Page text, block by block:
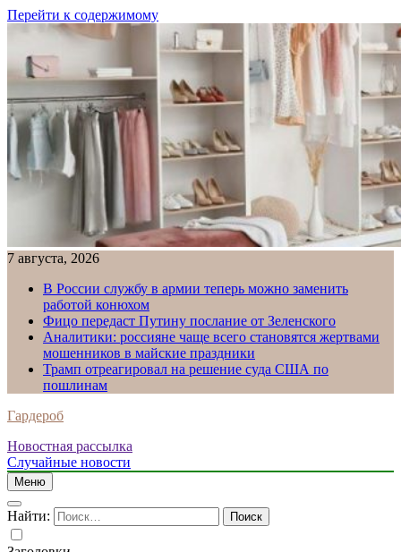
Перейти к содержимому
7 августа, 2026
В России службу в армии теперь можно заменить
работой конюхом
Фицо передаст Путину послание от Зеленского
Аналитики: россияне чаще всего становятся жертвами
мошенников в майские праздники
Трамп отреагировал на решение суда США по
пошлинам
Гардероб
Новостная рассылка
Случайные новости
Меню
Найти: